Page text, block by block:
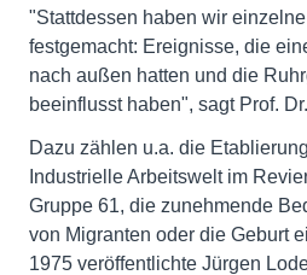
"Stattdessen haben wir
festgemacht: Ereignisse, die
nach außen hatten und die
beeinflusst haben", sagt Prof.
Dazu zählen u.a. die
Industrielle Arbeitswelt im
Gruppe 61, die zunehmende
von Migranten oder die Geburt
1975 veröffentlichte Jürgen